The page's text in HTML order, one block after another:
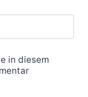
in diesem